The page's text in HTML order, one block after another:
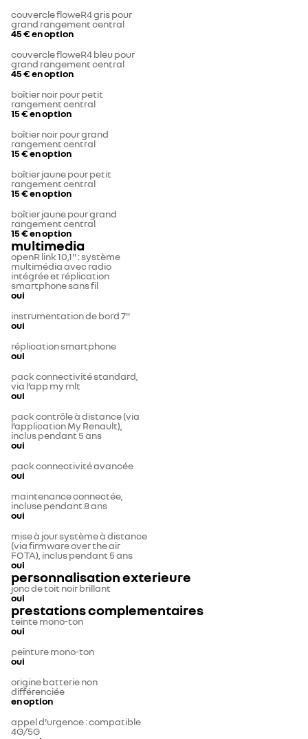
couvercle floweR4 gris pour
grand rangement central
45 €en option
couvercle floweR4 bleu pour
grand rangement central
45 €en option
boîtier noir pour petit
rangement central
15 €en option
boîtier noir pour grand
rangement central
15 €en option
boîtier jaune pour petit
rangement central
15 €en option
boîtier jaune pour grand
rangement central
15 €en option
multimedia
openR link 10,1'' : système
multimédia avec radio
intégrée et réplication
smartphone sans fil
oui
instrumentation de bord 7''
oui
réplication smartphone
oui
pack connectivité standard,
via l’app my rnlt
oui
pack contrôle à distance (via
l’application My Renault),
inclus pendant 5 ans
oui
pack connectivité avancée
oui
maintenance connectée,
incluse pendant 8 ans
oui
mise à jour système à distance
(via firmware over the air
FOTA), inclus pendant 5 ans
oui
personnalisation exterieure
jonc de toit noir brillant
oui
prestations complementaires
teinte mono-ton
oui
peinture mono-ton
oui
origine batterie non
différenciée
en option
appel d'urgence : compatible
4G/5G